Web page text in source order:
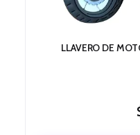
LLAVERO DE